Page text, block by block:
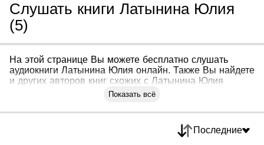
Слушать книги Латынина Юлия
(5)
На этой странице Вы можете бесплатно слушать
аудиокниги Латынина Юлия онлайн. Также Вы найдете
и других авторов книг схожих с Латынина Юлия
Показать всё
Последние